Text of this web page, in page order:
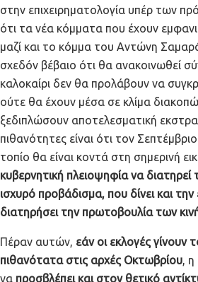
στην επιχειρηματολογία υπέρ των
ότι τα νέα κόμματα που έχουν
μαζί και το κόμμα του Αντώνη
σχεδόν βέβαιο ότι θα ανακοινωθεί
καλοκαίρι δεν θα προλάβουν να
ούτε θα έχουν μέσα σε κλίμα
ξεδιπλώσουν αποτελεσματική
πιθανότητες είναι ότι τον
τοπίο θα είναι κοντά στη σημερινή
κυβερνητική πλειοψηφία να
ισχυρό προβάδισμα, που δίνει και την
διατηρήσει την πρωτοβουλία των
Πέραν αυτών, εάν οι εκλογές γίνουν
πιθανότατα στις αρχές Οκτωβρίου, η
να προσβλέπει και στον θετικό